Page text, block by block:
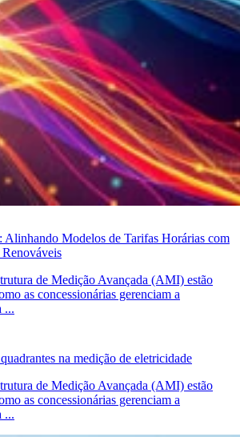
Alinhando Modelos de Tarifas Horárias com
de Medição Avançada (AMI) estão
as concessionárias gerenciam a
...
na medição de eletricidade
de Medição Avançada (AMI) estão
as concessionárias gerenciam a
...